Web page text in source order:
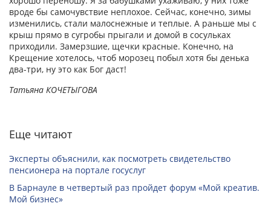
вроде бы самочувствие неплохое. Сейчас, конечно, зимы
изменились, стали малоснежные и теплые. А раньше мы с
крыш прямо в сугробы прыгали и домой в сосульках
приходили. Замерзшие, щечки красные. Конечно, на
Крещение хотелось, чтоб морозец побыл хотя бы денька
два-три, ну это как Бог даст!
Татьяна КОЧЕТЫГОВА
Еще читают
Эксперты объяснили, как посмотреть свидетельство
пенсионера на портале госуслуг
В Барнауле в четвертый раз пройдет форум «Мой креатив.
Мой бизнес»